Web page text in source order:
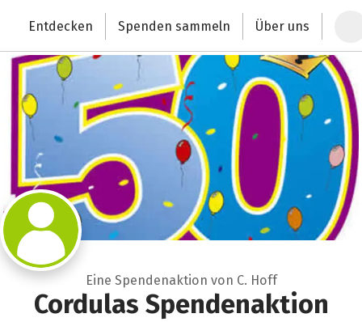
Deutschlands größte Spendenplattform
Entdecken Spenden sammeln Über uns
Eine Spendenaktion von C. Hoff
Cordulas Spendenaktion